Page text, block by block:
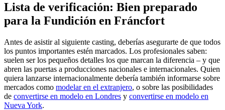
Lista de verificación: Bien preparado
para la Fundición en Fráncfort
Antes de asistir al siguiente casting, deberías asegurarte de que todos
los puntos importantes estén marcados. Los profesionales saben:
suelen ser los pequeños detalles los que marcan la diferencia – y que
abren las puertas a producciones nacionales e internacionales. Quien
quiera lanzarse internacionalmente debería también informarse sobre
mercados como modelar en el extranjero, o sobre las posibilidades
de convertirse en modelo en Londres y convertirse en modelo en
Nueva York.